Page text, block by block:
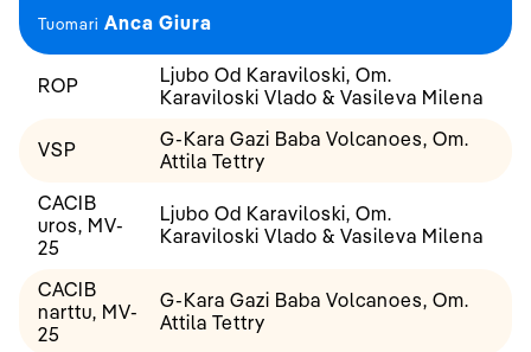
Tuomari Anca Giura
ROP
Ljubo Od Karaviloski, Om.
Karaviloski Vlado & Vasileva Milena
VSP
G-Kara Gazi Baba Volcanoes, Om.
Attila Tettry
CACIB
uros, MV-
25
Ljubo Od Karaviloski, Om.
Karaviloski Vlado & Vasileva Milena
CACIB
narttu, MV-
25
G-Kara Gazi Baba Volcanoes, Om.
Attila Tettry